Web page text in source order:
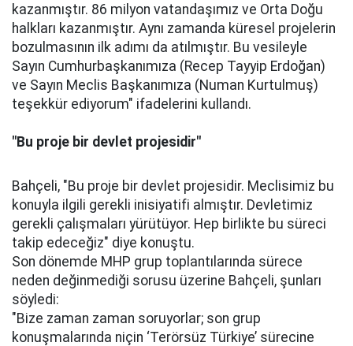
kazanmıştır. 86 milyon vatandaşımız ve Orta Doğu
halkları kazanmıştır. Aynı zamanda küresel projelerin
bozulmasının ilk adımı da atılmıştır. Bu vesileyle
Sayın Cumhurbaşkanımıza (Recep Tayyip Erdoğan)
ve Sayın Meclis Başkanımıza (Numan Kurtulmuş)
teşekkür ediyorum" ifadelerini kullandı.
"Bu proje bir devlet projesidir"
Bahçeli, "Bu proje bir devlet projesidir. Meclisimiz bu
konuyla ilgili gerekli inisiyatifi almıştır. Devletimiz
gerekli çalışmaları yürütüyor. Hep birlikte bu süreci
takip edeceğiz" diye konuştu.
Son dönemde MHP grup toplantılarında sürece
neden değinmediği sorusu üzerine Bahçeli, şunları
söyledi:
"Bize zaman zaman soruyorlar; son grup
konuşmalarında niçin ‘Terörsüz Türkiye’ sürecine